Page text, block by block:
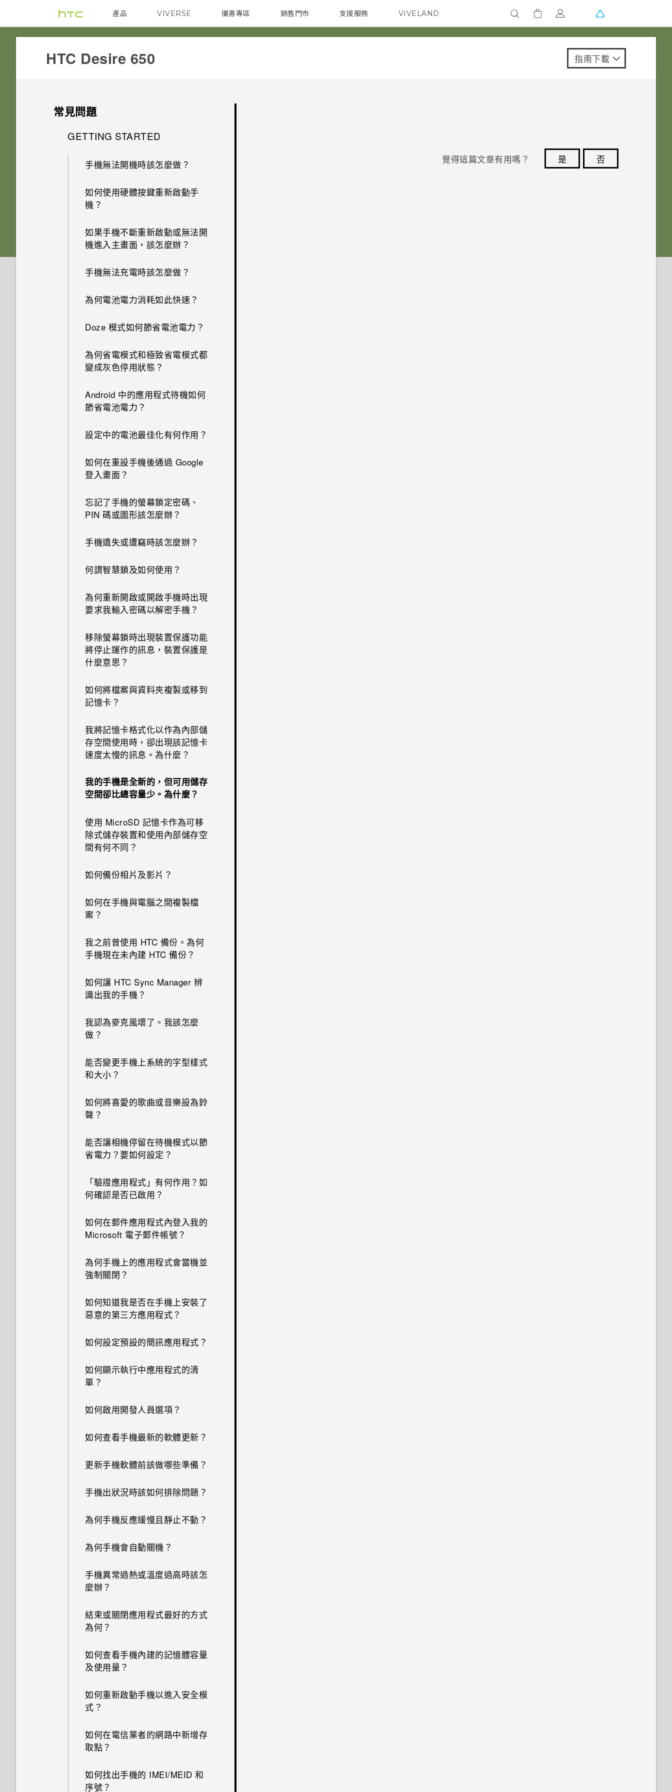
產品
VIVE G REIGNS 智慧型手機 配件
VIVERSE 優惠專區
焦點訊息 校園專案 企業採購
銷售門市
銷售通路 支援服務 VIVELAND
HTC Desire 650‎ 指南下載
常見問題
GETTING STARTED
手機無法開機時該怎麼做？
如何使用硬體按鍵重新啟動手
機？
如果手機不斷重新啟動或無法開
機進入主畫面，該怎麼辦？
手機無法充電時該怎麼做？
為何電池電力消耗如此快速？
Doze 模式如何節省電池電力？
為何省電模式和極致省電模式都
變成灰色停用狀態？
Android 中的應用程式待機如何
節省電池電力？
設定中的電池最佳化有何作用？
如何在重設手機後通過 Google
登入畫面？
忘記了手機的螢幕鎖定密碼、
PIN 碼或圖形該怎麼辦？
手機遺失或遭竊時該怎麼辦？
何謂智慧鎖及如何使用？
為何重新開啟或開啟手機時出現
要求我輸入密碼以解密手機？
移除螢幕鎖時出現裝置保護功能
將停止運作的訊息，裝置保護是
什麼意思？
如何將檔案與資料夾複製或移到
記憶卡？
我將記憶卡格式化以作為內部儲
存空間使用時，卻出現該記憶卡
速度太慢的訊息。為什麼？
我的手機是全新的，但可用儲存
空間卻比總容量少。為什麼？
使用 MicroSD 記憶卡作為可移
除式儲存裝置和使用內部儲存空
間有何不同？
如何備份相片及影片？
如何在手機與電腦之間複製檔
案？
我之前曾使用 HTC 備份。為何
手機現在未內建 HTC 備份？
如何讓 HTC Sync Manager 辨
識出我的手機？
我認為麥克風壞了。我該怎麼
做？
能否變更手機上系統的字型樣式
和大小？
如何將喜愛的歌曲或音樂設為鈴
聲？
能否讓相機停留在待機模式以節
省電力？要如何設定？
「驗證應用程式」有何作用？如
何確認是否已啟用？
如何在郵件應用程式內登入我的
Microsoft 電子郵件帳號？
為何手機上的應用程式會當機並
強制關閉？
如何知道我是否在手機上安裝了
惡意的第三方應用程式？
如何設定預設的簡訊應用程式？
如何顯示執行中應用程式的清
單？
如何啟用開發人員選項？
如何查看手機最新的軟體更新？
更新手機軟體前該做哪些準備？
手機出狀況時該如何排除問題？
為何手機反應緩慢且靜止不動？
為何手機會自動關機？
手機異常過熱或溫度過高時該怎
麼辦？
結束或關閉應用程式最好的方式
為何？
如何查看手機內建的記憶體容量
及使用量？
如何重新啟動手機以進入安全模
式？
如何在電信業者的網路中新增存
取點？
如何找出手機的 IMEI/MEID 和
序號？
覺得這篇文章有用嗎？ 是
否